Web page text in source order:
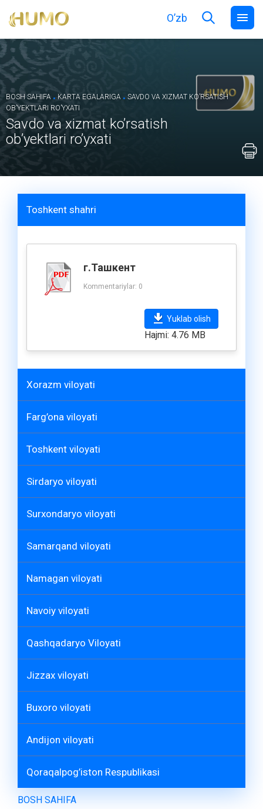
O’zb
BOSH SAHIFA . KARTA EGALARIGA . SAVDO VA XIZMAT KOʼRSATISH
OBʼYEKTLARI ROʼYXATI
Savdo va xizmat koʼrsatish
obʼyektlari roʼyxati
Toshkent shahri
г.Ташкент
Kommentariylar: 0
Yuklab olish
Hajmi: 4.76 MB
Xorazm viloyati
Farg’ona viloyati
Toshkent viloyati
Sirdaryo viloyati
Surxondaryo viloyati
Samarqand viloyati
Namagan viloyati
Navoiy viloyati
Qashqadaryo Viloyati
Jizzax viloyati
Buxoro viloyati
Andijon viloyati
Qoraqalpog’iston Respublikasi
BOSH SAHIFA